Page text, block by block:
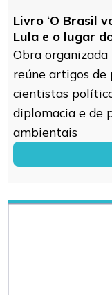
Livro ‘O Brasil
Lula e o lugar
Obra
reúne artigos de
cientistas
diplomacia e de
ambientais